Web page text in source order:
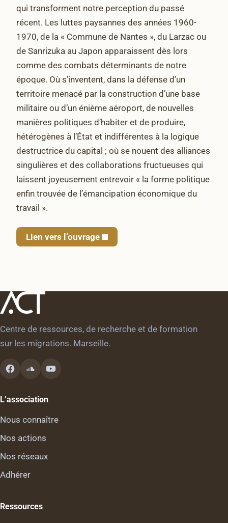
qui transforment notre perception du passé
récent. Les luttes paysannes des années 1960-
1970, de la « Commune de Nantes », du Larzac ou
de Sanrizuka au Japon apparaissent dès lors
comme des combats déterminants de notre
époque. Où s’inventent, dans la défense d’un
territoire menacé par la construction d’une base
militaire ou d’un énième aéroport, de nouvelles
manières politiques d’habiter et de produire,
hétérogènes à l’État et indifférentes à la logique
destructrice du capital ; où se nouent des alliances
singulières et des collaborations fructueuses qui
laissent joyeusement entrevoir « la forme politique
enfin trouvée de l’émancipation économique du
travail ».
Lien vers l’ouvrage
Centre de ressources, de recherche et de formation
sur les migrations. Marseille.
L’association
Nous connaître
Nos actions
Nos réseaux
Adhérer
Ressources